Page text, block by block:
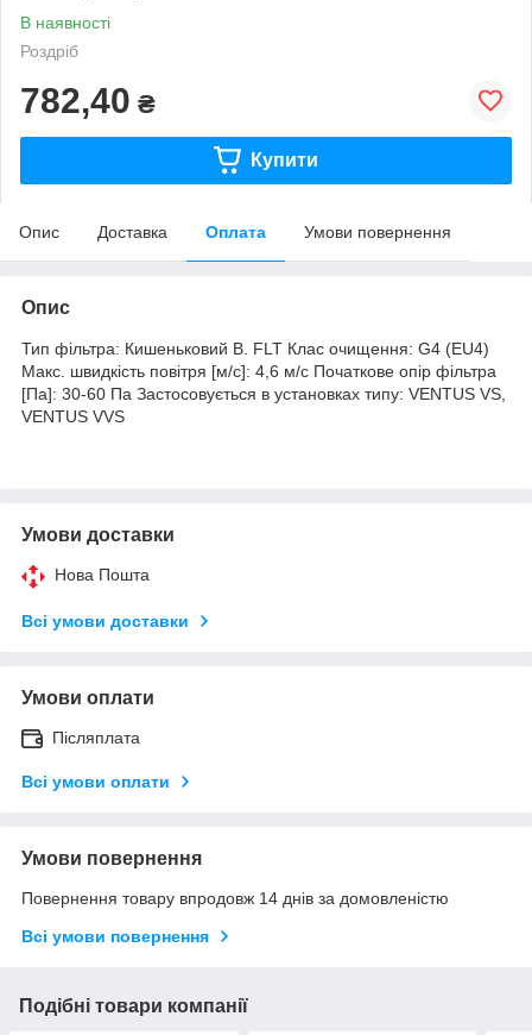
В наявності
Роздріб
782,40 ₴
Купити
Опис Доставка Оплата Умови повернення
Опис
Тип фільтра: Кишеньковий B. FLT Клас очищення: G4 (EU4)
Макс. швидкість повітря [м/с]: 4,6 м/с Початкове опір фільтра
[Па]: 30-60 Па Застосовується в установках типу: VENTUS VS,
VENTUS VVS
Умови доставки
Нова Пошта
Всі умови доставки
Умови оплати
Післяплата
Всі умови оплати
Умови повернення
Повернення товару впродовж 14 днів за домовленістю
Всі умови повернення
Подібні товари компанії